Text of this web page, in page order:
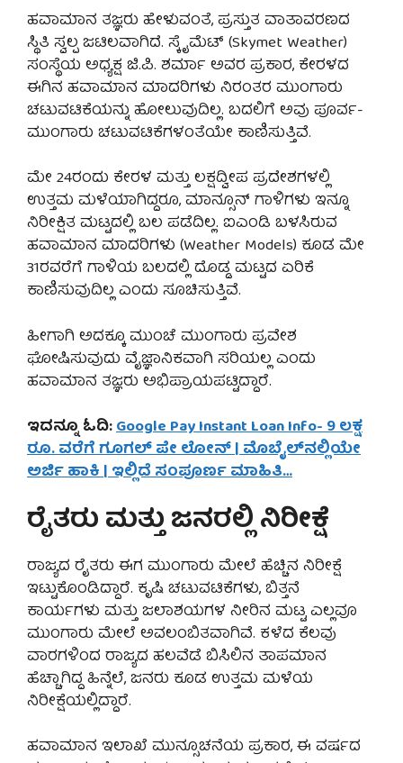
ಹವಾಮಾನ ತಜ್ಞರು ಹೇಳುವಂತೆ, ಪ್ರಸ್ತುತ ವಾತಾವರಣದ
ಸ್ಥಿತಿ ಸ್ವಲ್ಪ ಜಟಿಲವಾಗಿದೆ. ಸ್ಕೈಮೆಟ್ (Skymet Weather)
ಸಂಸ್ಥೆಯ ಅಧ್ಯಕ್ಷ ಜಿ.ಪಿ. ಶರ್ಮಾ ಅವರ ಪ್ರಕಾರ, ಕೇರಳದ
ಈಗಿನ ಹವಾಮಾನ ಮಾದರಿಗಳು ನಿರಂತರ ಮುಂಗಾರು
ಚಟುವಟಿಕೆಯನ್ನು ಹೋಲುವುದಿಲ್ಲ. ಬದಲಿಗೆ ಅವು ಪೂರ್ವ-
ಮುಂಗಾರು ಚಟುವಟಿಕೆಗಳಂತೆಯೇ ಕಾಣಿಸುತ್ತಿವೆ.
ಮೇ 24ರಂದು ಕೇರಳ ಮತ್ತು ಲಕ್ಷದ್ವೀಪ ಪ್ರದೇಶಗಳಲ್ಲಿ
ಉತ್ತಮ ಮಳೆಯಾಗಿದ್ದರೂ, ಮಾನ್ಸೂನ್ ಗಾಳಿಗಳು ಇನ್ನೂ
ನಿರೀಕ್ಷಿತ ಮಟ್ಟದಲ್ಲಿ ಬಲ ಪಡೆದಿಲ್ಲ. ಐಎಂಡಿ ಬಳಸಿರುವ
ಹವಾಮಾನ ಮಾದರಿಗಳು (Weather Models) ಕೂಡ ಮೇ
31ರವರೆಗೆ ಗಾಳಿಯ ಬಲದಲ್ಲಿ ದೊಡ್ಡ ಮಟ್ಟದ ಏರಿಕೆ
ಕಾಣಿಸುವುದಿಲ್ಲ ಎಂದು ಸೂಚಿಸುತ್ತಿವೆ.
ಹೀಗಾಗಿ ಅದಕ್ಕೂ ಮುಂಚೆ ಮುಂಗಾರು ಪ್ರವೇಶ
ಘೋಷಿಸುವುದು ವೈಜ್ಞಾನಿಕವಾಗಿ ಸರಿಯಲ್ಲ ಎಂದು
ಹವಾಮಾನ ತಜ್ಞರು ಅಭಿಪ್ರಾಯಪಟ್ಟಿದ್ದಾರೆ.
ಇದನ್ನೂ ಓದಿ:Google Pay Instant Loan Info- 9 ಲಕ್ಷ
ರೂ. ವರೆಗೆ ಗೂಗಲ್ ಪೇ ಲೋನ್ | ಮೊಬೈಲ್‌ನಲ್ಲಿಯೇ
ಅರ್ಜಿ ಹಾಕಿ | ಇಲ್ಲಿದೆ ಸಂಪೂರ್ಣ ಮಾಹಿತಿ…
ರೈತರು ಮತ್ತು ಜನರಲ್ಲಿ ನಿರೀಕ್ಷೆ
ರಾಜ್ಯದ ರೈತರು ಈಗ ಮುಂಗಾರು ಮೇಲೆ ಹೆಚ್ಚಿನ ನಿರೀಕ್ಷೆ
ಇಟ್ಟುಕೊಂಡಿದ್ದಾರೆ. ಕೃಷಿ ಚಟುವಟಿಕೆಗಳು, ಬಿತ್ತನೆ
ಕಾರ್ಯಗಳು ಮತ್ತು ಜಲಾಶಯಗಳ ನೀರಿನ ಮಟ್ಟ ಎಲ್ಲವೂ
ಮುಂಗಾರು ಮೇಲೆ ಅವಲಂಬಿತವಾಗಿವೆ. ಕಳೆದ ಕೆಲವು
ವಾರಗಳಿಂದ ರಾಜ್ಯದ ಹಲವೆಡೆ ಬಿಸಿಲಿನ ತಾಪಮಾನ
ಹೆಚ್ಚಾಗಿದ್ದ ಹಿನ್ನೆಲೆ, ಜನರು ಕೂಡ ಉತ್ತಮ ಮಳೆಯ
ನಿರೀಕ್ಷೆಯಲ್ಲಿದ್ದಾರೆ.
ಹವಾಮಾನ ಇಲಾಖೆ ಮುನ್ಸೂಚನೆಯ ಪ್ರಕಾರ, ಈ ವರ್ಷದ